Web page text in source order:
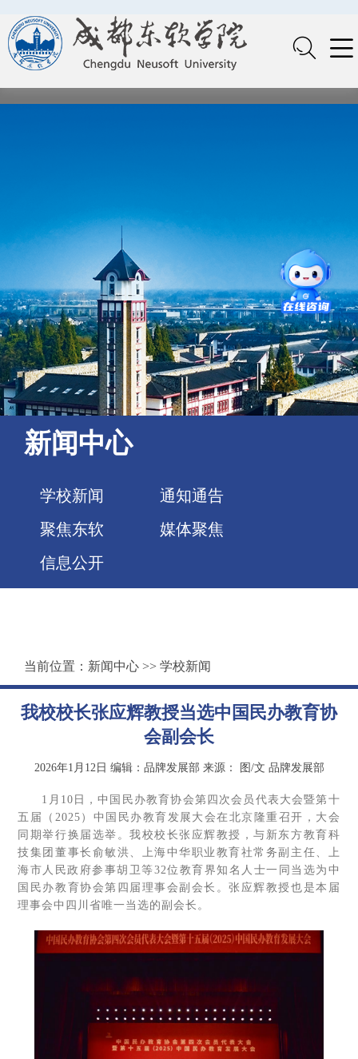
新闻中心
学校新闻
通知通告
聚焦东软
媒体聚焦
信息公开
当前位置： 新闻中心 >> 学校新闻
我校校长张应辉教授当选中国民办教育协
会副会长
2026年1月12日 编辑：品牌发展部 来源： 图/文 品牌发展部
1月10日，中国民办教育协会第四次会员代表大会暨第十
五届（2025）中国民办教育发展大会在北京隆重召开，大会
同期举行换届选举。我校校长张应辉教授，与新东方教育科
技集团董事长俞敏洪、上海中华职业教育社常务副主任、上
海市人民政府参事胡卫等32位教育界知名人士一同当选为中
国民办教育协会第四届理事会副会长。张应辉教授也是本届
理事会中四川省唯一当选的副会长。